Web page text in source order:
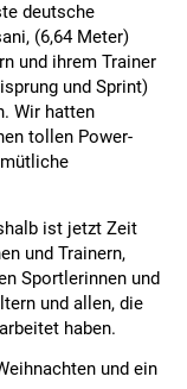
deutsche
(6,64 Meter)
und ihrem Trainer
und Sprint)
Wir hatten
tollen Power-
ist jetzt Zeit
und Trainern,
Sportlerinnen und
und allen, die
haben.
und ein